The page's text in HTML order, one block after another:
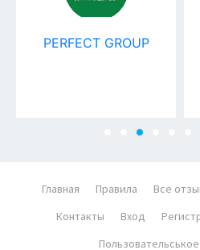
PERFECT GROUP
Главная Правила Все
Контакты
Вход